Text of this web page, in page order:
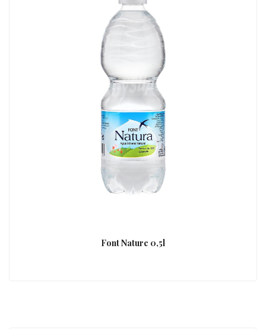
Font Nature 0,5l